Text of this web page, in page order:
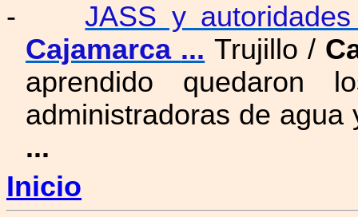
-
JASS y
Cajamarca ... Trujillo /
aprendido quedaron
administradoras de
...
Inicio